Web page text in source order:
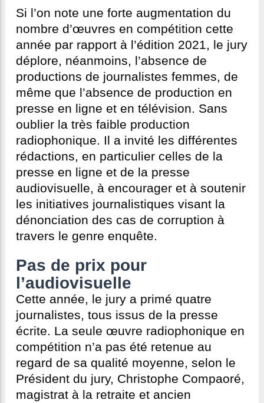
Si l’on note une forte augmentation du
nombre d’œuvres en compétition cette
année par rapport à l’édition 2021, le jury
déplore, néanmoins, l’absence de
productions de journalistes femmes, de
même que l’absence de production en
presse en ligne et en télévision. Sans
oublier la très faible production
radiophonique. Il a invité les différentes
rédactions, en particulier celles de la
presse en ligne et de la presse
audiovisuelle, à encourager et à soutenir
les initiatives journalistiques visant la
dénonciation des cas de corruption à
travers le genre enquête.
Pas de prix pour
l’audiovisuelle
Cette année, le jury a primé quatre
journalistes, tous issus de la presse
écrite. La seule œuvre radiophonique en
compétition n’a pas été retenue au
regard de sa qualité moyenne, selon le
Président du jury, Christophe Compaoré,
magistrat à la retraite et ancien